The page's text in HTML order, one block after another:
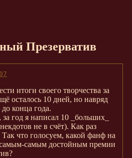
Презерватив
итоги своего творчества за
осталось 10 дней, но навряд
конца года.
год я написал 10 _больших_
не в счёт). Как раз
что голосуем, какой фанф на
самым-самым достойным премии